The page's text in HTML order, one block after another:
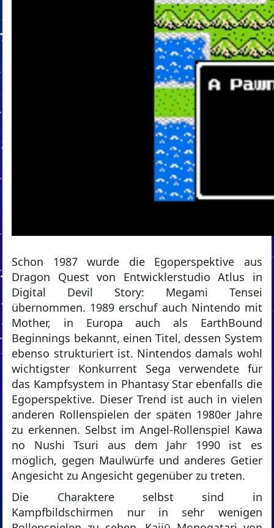
Schon 1987 wurde die Egoperspektive aus
Dragon Quest von Entwicklerstudio Atlus in
Digital Devil Story: Megami Tensei
übernommen. 1989 erschuf auch Nintendo mit
Mother, in Europa auch als EarthBound
Beginnings bekannt, einen Titel, dessen System
ebenso strukturiert ist. Nintendos damals wohl
wichtigster Konkurrent Sega verwendete für
das Kampfsystem in Phantasy Star ebenfalls die
Egoperspektive. Dieser Trend ist auch in vielen
anderen Rollenspielen der späten 1980er Jahre
zu erkennen. Selbst im Angel-Rollenspiel Kawa
no Nushi Tsuri aus dem Jahr 1990 ist es
möglich, gegen Maulwürfe und anderes Getier
Angesicht zu Angesicht gegenüber zu treten.
Die Charaktere selbst sind in
Kampfbildschirmen nur in sehr wenigen